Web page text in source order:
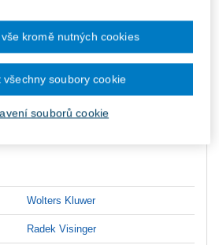
Vložit do košíku
Ceny jsou včetně DPH
Wolters Kluwer
Radek Visinger
souborů cookie
kromě nutných cookies
všechny soubory cookie